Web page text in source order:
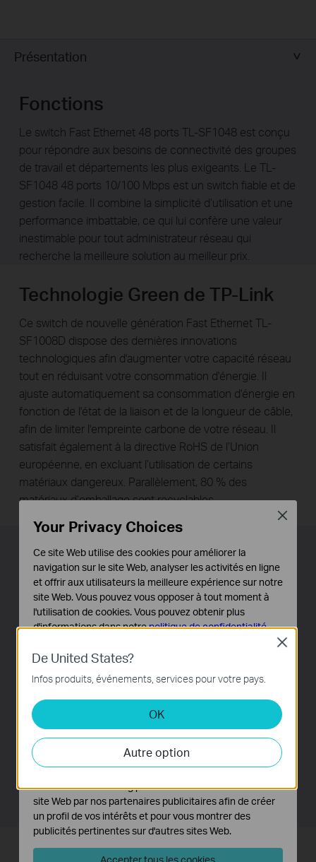
Présentation
Fonctions
Le switch Fast Ethernet 48 ports TL-SF1048 est conçu
pour répondre aux besoins de connectivité des groupes
de travail et départements les plus exigeants. Le TL-
SF1048 48 ports 10/100 Mbps est un switch fiable et de
gestion facile. Il combine la simplicité d’utilisation et une
performance imbattable, ce qui lui confère une valeur
inestimable pour tout administrateur réseau qui
recherche la meilleure solution au meilleur prix.
Technologie Green de TP-Link
Ce switch de nouvelle génération Fast Ethernet TL-
SF1008D dispose des dernières innovations
technologiques afin d'augmenter votre capacité réseau
tout en réduisant votre consommation d'énergie. Il
ajuste automatiquement sa consommation d'énergie en
fonction de l'état de la liaison et de la longueur de câble,
afin de limiter l'empreinte carbone de votre réseau. Il
satisfait également à la directive RoHS de l’Union
européenne, en excluant l’utilisation de certains
matériaux dangereux. Parallèlement, 80 % des
matériaux d’emballage sont recyclables.
Performances accrues
Le boîtier métallique rackable allié à une alimentation
électrique interne sécurisée certifiée font de ce switch
le produit le plus robuste et le plus économique pour un
environnement comptant moins de 48 utilisateurs. De
par son architecture de commutation sans blocage, le
TL-SF1048 redirige et filtre les paquets à pleine vitesse
de 10 K améliore améliore considérablement les
performances de transfert des fichiers volumineux. Le
contrôle de flux IEEE 802.3x pour le mode de liaison
bidirectionnelle simultanée et la fonction Backpressure
réduisent l’encombrement du trafic.
Facile à utiliser
De United States?
Infos produits, événements, services pour votre pays.
OK
Autre option
Close
Your Privacy Choices
Ce site Web utilise des cookies pour améliorer la
navigation sur le site Web, analyser les activités en ligne
et offrir aux utilisateurs la meilleure expérience sur notre
site Web. Vous pouvez vous opposer à tout moment à
l'utilisation de cookies. Vous pouvez obtenir plus
d'informations dans notrepolitique de confidentialité.
Cookies basiques
Ces cookies sont nécessaires au fonctionnement du
site Web et ne peuvent pas être désactivés dans vos
Cookies d'analyse et marketing
Les cookies d'analyse nous permettent d'analyser vos
activités sur notre site Web pour améliorer et ajuster les
fonctionnalités de notre site Web.
Les cookies marketing peuvent être définis via notre
site Web par nos partenaires publicitaires afin de créer
un profil de vos intérêts et pour vous montrer des
publicités pertinentes sur d'autres sites Web.
Accepter tous les cookies
Close